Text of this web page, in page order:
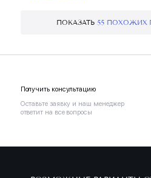
ПОКАЗАТЬ 55 ПОХОЖИХ
Получить консультацию
Оставьте заявку и наш менеджер
ответит на все вопросы